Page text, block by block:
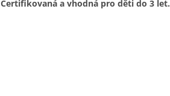
Certifikovaná a vhodná pro děti do 3 let.